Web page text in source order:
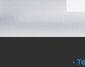
•